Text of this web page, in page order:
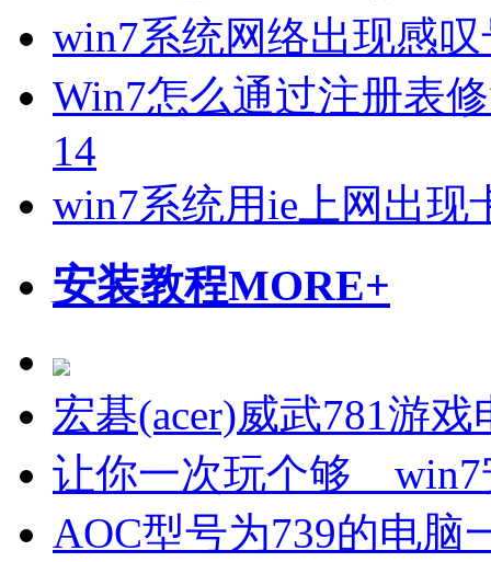
win7系统网络出现感
Win7怎么通过注册表
14
win7系统用ie上网出现
安装教程MORE+
宏碁(acer)威武781游
让你一次玩个够 win7
AOC型号为739的电脑